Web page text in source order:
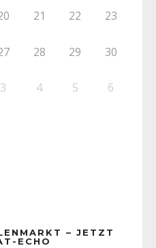
21 22 23
28 29 30
3 4 5 6
– JETZT
ECHO